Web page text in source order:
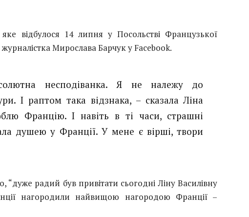
відбулося 14 липня у Посольстві Французької
журналістка Мирослава Барчук у Facebook.
несподіванка. Я не належу до
І раптом така відзнака, – сказала Ліна
Францію. І навіть в ті часи, страшні
душею у Франції. У мене є вірші, твори
“дуже радий був привітати сьогодні Ліну Василівну
нагородили найвищою нагородою Франції –